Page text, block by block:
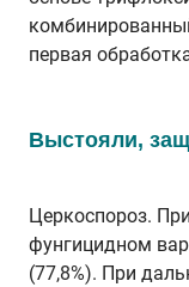
первая
Выстояли,
Церкоспороз.
фунгицидном
(77,8%). При